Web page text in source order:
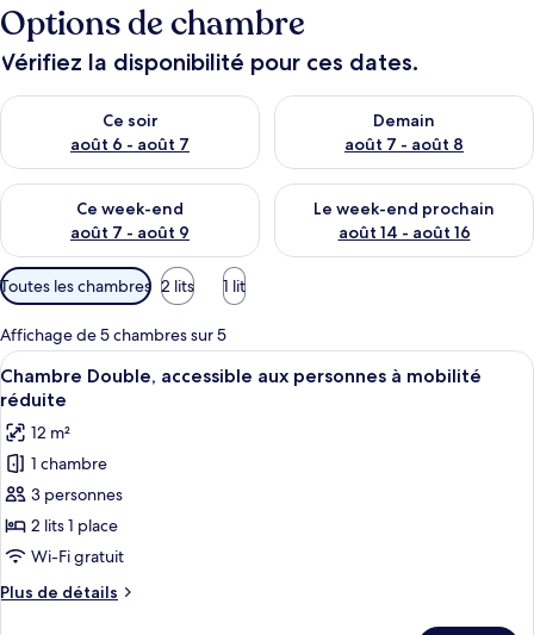
Options de chambre
Vérifiez la disponibilité pour ces dates.
Ce soir
août 6 - août 7
Vérifier la disponibilité pour ce soir août 6 - août 7
Demain
août 7 - août 8
Vérifier la disponibilité pour
Ce week-end
août 7 - août 9
Vérifier la disponibilité pour ce week-end août 7 - août 9
Le week-end prochain
août 14 - août 16
Vérifier la disponibilité pour
Filtres
disponibles
pour
les
chambres
Toutes les chambres 2 lits 1 lit
Affichage de 5 chambres sur 5
Afficher
toutes
les
photos
pour
ce
type
de
chambre :
Chambre
Chambre Double, accessible aux
3
Chambre Double, accessible aux personnes à mobilité
réduite
12 m²
1 chambre
3 personnes
2 lits 1 place
Wi-Fi gratuit
Plus de détails
Plus